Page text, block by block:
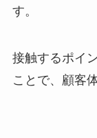
す。
接触するポイ
ことで、顧客